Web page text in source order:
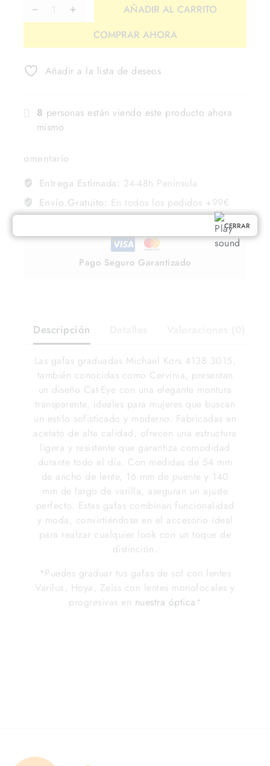
AÑADIR AL CARRITO
COMPRAR AHORA
Añadir a la lista de deseos
8 personas están viendo este producto ahora
mismo
omentario
Entrega Estimada: 24-48h Península
Envío Gratuito: En todos los pedidos +99€
Pago Seguro Garantizado
Descripción
​Las gafas graduadas Michael Kors 4138 3015,
también conocidas como Cervinia, presentan
un diseño Cat-Eye con una elegante montura
transparente, ideales para mujeres que buscan
un estilo sofisticado y moderno. Fabricadas en
acetato de alta calidad, ofrecen una estructura
ligera y resistente que garantiza comodidad
durante todo el día. Con medidas de 54 mm
de ancho de lente, 16 mm de puente y 140
mm de largo de varilla, aseguran un ajuste
perfecto. Estas gafas combinan funcionalidad
y moda, convirtiéndose en el accesorio ideal
para realzar cualquier look con un toque de
distinción.
*Puedes graduar tus gafas de sol con lentes
Varilux, Hoya, Zeiss con lentes monofocales y
progresivas en nuestra óptica *
CERRAR